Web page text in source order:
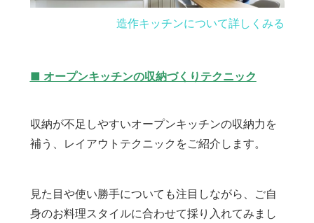
造作キッチンについて詳しくみる
■ オープンキッチンの収納づくりテクニック
収納が不足しやすいオープンキッチンの収納力を
補う、レイアウトテクニックをご紹介します。
見た目や使い勝手についても注目しながら、ご自
身のお料理スタイルに合わせて採り入れてみまし